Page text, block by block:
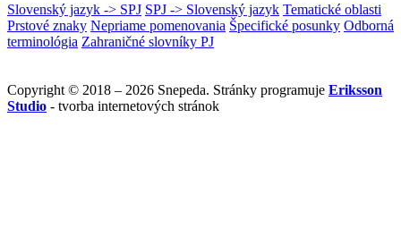
Slovenský jazyk -> SPJ SPJ -> Slovenský jazyk Tematické oblasti
Prstové znaky Nepriame pomenovania Špecifické posunky Odborná
terminológia Zahraničné slovníky PJ
Copyright © 2018 – 2026 Snepeda. Stránky programuje Eriksson
Studio - tvorba internetových stránok